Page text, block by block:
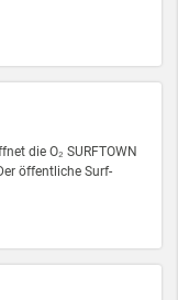
die O₂ SURFTOWN
öffentliche Surf-